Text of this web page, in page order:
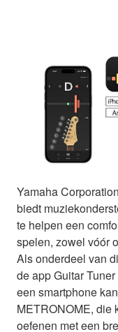
Yamaha
biedt
te helpen een
spelen, zowel vóór
Als onderdeel van
de app Guitar
een smartphone
METRONOME, die
oefenen met een